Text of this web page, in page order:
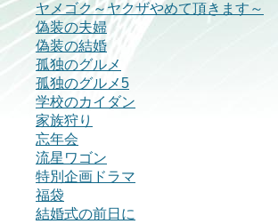
ヤメゴク～ヤクザやめて頂きます～
偽装の夫婦
偽装の結婚
孤独のグルメ
孤独のグルメ5
学校のカイダン
家族狩り
忘年会
流星ワゴン
特別企画ドラマ
福袋
結婚式の前日に